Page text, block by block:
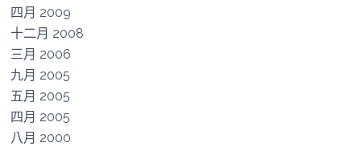
四月 2009
十二月 2008
三月 2006
九月 2005
五月 2005
四月 2005
八月 2000